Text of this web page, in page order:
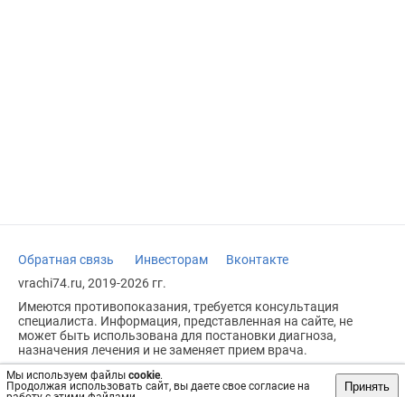
Мы используем файлы cookie.
Продолжая использовать сайт, вы даете свое согласие на
Принять
Обратная связь Инвесторам
Вконтакте
vrachi74.ru, 2019-2026 гг.
Имеются противопоказания, требуется консультация
специалиста. Информация, представленная на сайте, не
может быть использована для постановки диагноза,
назначения лечения и не заменяет прием врача.
Возрастное ограничение: 18+